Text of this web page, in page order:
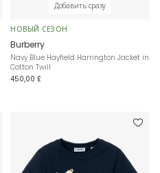
Добавить сразу
НОВЫЙ СЕЗОН
Burberry
Navy Blue Hayfield Harrington Jacket in
Cotton Twill
450,00 £